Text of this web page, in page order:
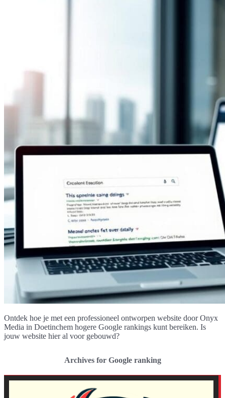
Ontdek hoe je met een professioneel ontworpen website door Onyx
Media in Doetinchem hogere Google rankings kunt bereiken. Is
jouw website hier al voor gebouwd?
Archives for Google ranking